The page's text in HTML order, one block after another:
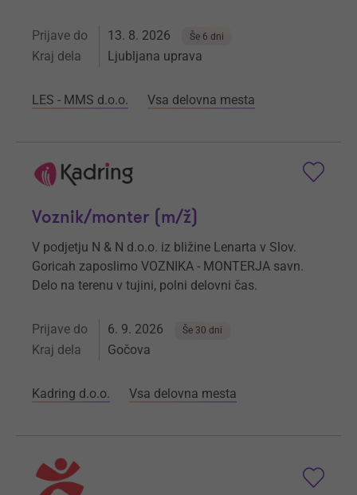
Prijave do 13. 8. 2026 Še 6 dni
Kraj dela Ljubljana uprava
LES - MMS d.o.o. Vsa delovna mesta
Voznik/monter (m/ž)
V podjetju N & N d.o.o. iz bližine Lenarta v Slov.
Goricah zaposlimo VOZNIKA - MONTERJA savn.
Delo na terenu v tujini, polni delovni čas.
Prijave do 6. 9. 2026 Še 30 dni
Kraj dela Gočova
Kadring d.o.o. Vsa delovna mesta